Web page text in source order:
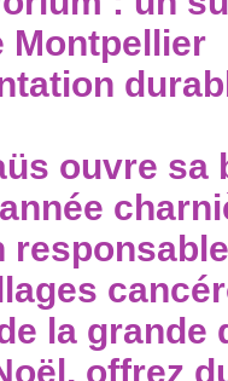
Montpellier
ouvre sa
la grande
offrez